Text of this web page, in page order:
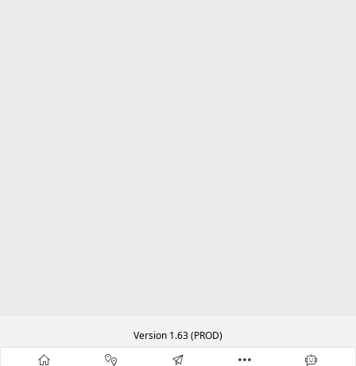
Version 1.63 (PROD)